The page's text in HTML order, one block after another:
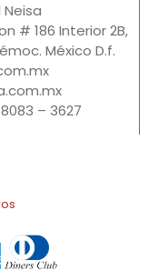
# 186 Interior 2B,
México D.f.
– 3627